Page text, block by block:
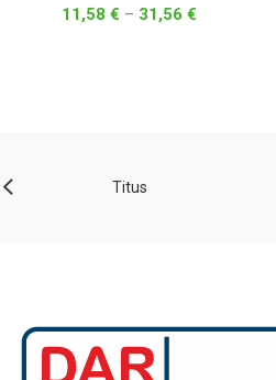
11,58 € – 31,56 €Price
Titus